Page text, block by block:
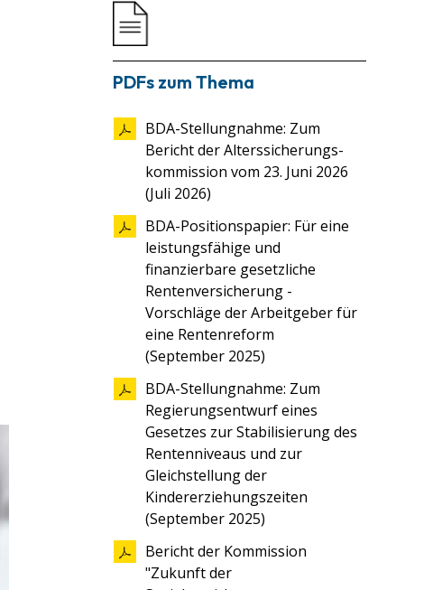
PDFs zum Thema
BDA-Stellungnahme: Zum
Bericht der Alters­sicherungs­
kommission vom 23. Juni 2026
(Juli 2026)
BDA-Positionspapier: Für eine
leistungsfähige und
finanzierbare gesetzliche
Rentenversicherung -
Vorschläge der Arbeitgeber für
eine Rentenreform
(September 2025)
BDA-Stellungnahme: Zum
Regierungsentwurf eines
Gesetzes zur Stabilisierung des
Rentenniveaus und zur
Gleichstellung der
Kindererziehungszeiten
(September ­2025)
Bericht der Kommission
"Zukunft der